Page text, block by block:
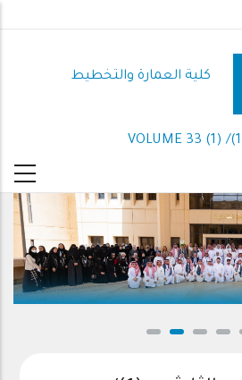
كلية العمارة والتخطيط